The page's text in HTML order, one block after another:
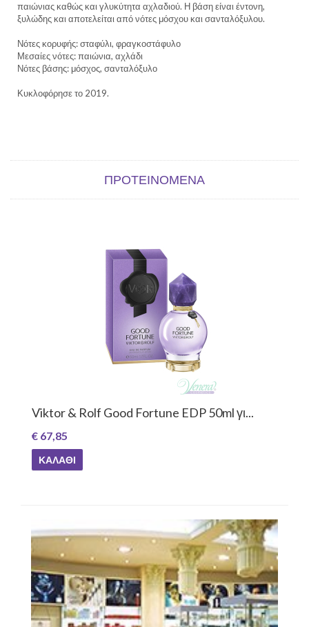
παιώνιας καθώς και γλυκύτητα αχλαδιού. Η βάση είναι έντονη,
ξυλώδης και αποτελείται από νότες μόσχου και σανταλόξυλου.
Νότες κορυφής: σταφύλι, φραγκοστάφυλο
Μεσαίες νότες: παιώνια, αχλάδι
Νότες βάσης: μόσχος, σανταλόξυλο
Κυκλοφόρησε το 2019.
ΠΡΟΤΕΙΝΌΜΕΝΑ
Viktor & Rolf Good Fortune EDP 50ml γι...
€ 67,85
ΚΑΛΆΘΙ